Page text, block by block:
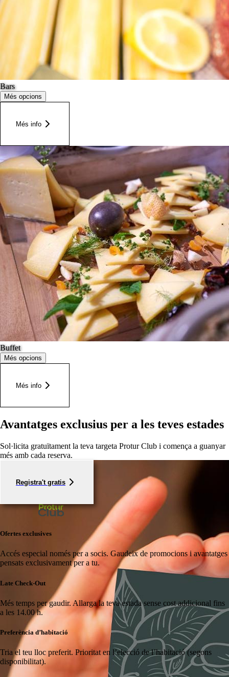
Bars
Més opcions
Més info
Buffet
Més opcions
Més info
Avantatges exclusius per a les teves estades
Sol·licita gratuïtament la teva targeta Protur Club i comença a guanyar
més amb cada reserva.
Registra't gratis
Ofertes exclusives
Accés especial només per a socis. Gaudeix de promocions i avantatges
pensats exclusivament per a tu.
Late Check-Out
Més temps per gaudir. Allarga la teva estada sense cost addicional fins
a les 14.00 h.
Preferència d’habitació
Tria el teu lloc preferit. Prioritat en l’elecció de l’habitació (segons
disponibilitat).